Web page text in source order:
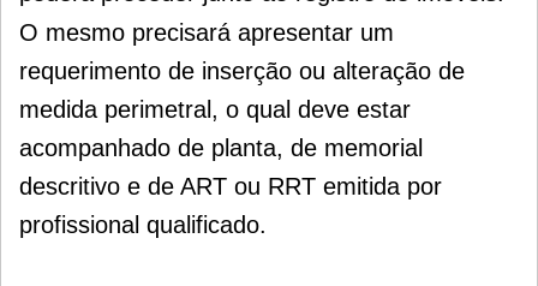
O mesmo precisará apresentar um
requerimento de inserção ou alteração de
medida perimetral, o qual deve estar
acompanhado de planta, de memorial
descritivo e de ART ou RRT emitida por
profissional qualificado.